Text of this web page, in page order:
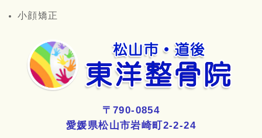
小顔矯正
〒790-0854
愛媛県松山市岩崎町2-2-24